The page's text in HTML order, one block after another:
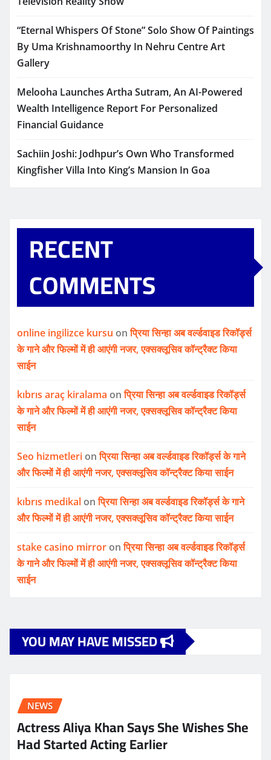
“Eternal Whispers Of Stone” Solo Show Of Paintings
By Uma Krishnamoorthy In Nehru Centre Art
Gallery
Melooha Launches Artha Sutram, An AI-Powered
Wealth Intelligence Report For Personalized
Financial Guidance
Sachiin Joshi: Jodhpur’s Own Who Transformed
Kingfisher Villa Into King’s Mansion In Goa
RECENT
COMMENTS
online ingilizce kursu onप्रिया सिन्हा अब वर्ल्डवाइड रिकॉर्ड्स
के गाने और फिल्मों में ही आएंगी नजर, एक्सक्लूसिव कॉन्ट्रैक्ट किया
साईन
kıbrıs araç kiralama onप्रिया सिन्हा अब वर्ल्डवाइड रिकॉर्ड्स
के गाने और फिल्मों में ही आएंगी नजर, एक्सक्लूसिव कॉन्ट्रैक्ट किया
साईन
Seo hizmetleri onप्रिया सिन्हा अब वर्ल्डवाइड रिकॉर्ड्स के गाने
और फिल्मों में ही आएंगी नजर, एक्सक्लूसिव कॉन्ट्रैक्ट किया साईन
kıbrıs medikal onप्रिया सिन्हा अब वर्ल्डवाइड रिकॉर्ड्स के गाने
और फिल्मों में ही आएंगी नजर, एक्सक्लूसिव कॉन्ट्रैक्ट किया साईन
stake casino mirror onप्रिया सिन्हा अब वर्ल्डवाइड रिकॉर्ड्स
के गाने और फिल्मों में ही आएंगी नजर, एक्सक्लूसिव कॉन्ट्रैक्ट किया
साईन
YOU MAY HAVE MISSED
NEWS
Actress Aliya Khan Says She Wishes She
Had Started Acting Earlier